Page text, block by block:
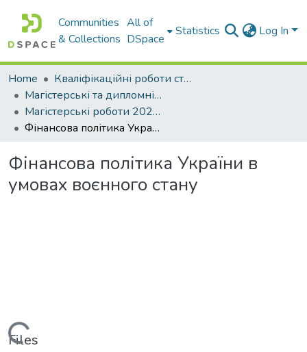
Communities
& Collections
All of
DSpace
Statistics Log In
Home
Кваліфікаційні роботи студентів Західноукраїнського Національного Університету
Магістерські та дипломні роботи
Магістерські роботи 2025-2026 н. р.
Фінансова політика України в умовах воєнного стану
Фінансова політика України в
умовах воєнного стану
Files